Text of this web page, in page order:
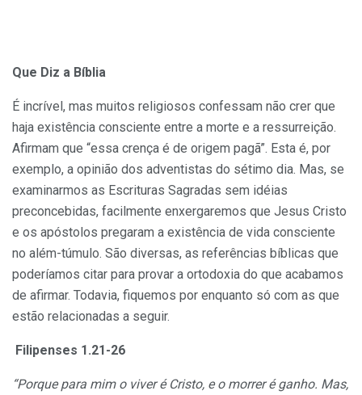
Que Diz a Bíblia
É incrível, mas muitos religiosos confessam não crer que
haja existência consciente entre a morte e a ressurreição.
Afirmam que “essa crença é de origem pagã”. Esta é, por
exemplo, a opinião dos adventistas do sétimo dia. Mas, se
examinarmos as Escrituras Sagradas sem idéias
preconcebidas, facilmente enxergaremos que Jesus Cristo
e os apóstolos pregaram a existência de vida consciente
no além-túmulo. São diversas, as referências bíblicas que
poderíamos citar para provar a ortodoxia do que acabamos
de afirmar. Todavia, fiquemos por enquanto só com as que
estão relacionadas a seguir.
Filipenses 1.21-26
“Porque para mim o viver é Cristo, e o morrer é ganho. Mas,